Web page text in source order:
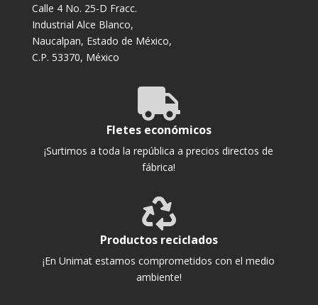
Calle 4 No. 25-D Fracc.
Industrial Alce Blanco,
Naucalpan, Estado de México,
C.P. 53370, México

Fletes económicos
¡Surtimos a toda la república a precios directos de
fábrica!

Productos reciclados
¡En Unimat estamos comprometidos con el medio
ambiente!